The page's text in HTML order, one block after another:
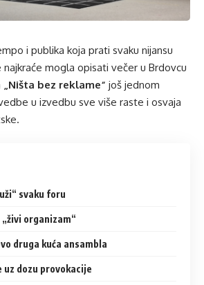
i publika koja prati svaku nijansu
mogla opisati večer u Brdovcu
„Ništa bez reklame“ još jednom
u izvedbu sve više raste i osvaja
svaku foru
organizam“
druga kuća ansambla
dozu provokacije